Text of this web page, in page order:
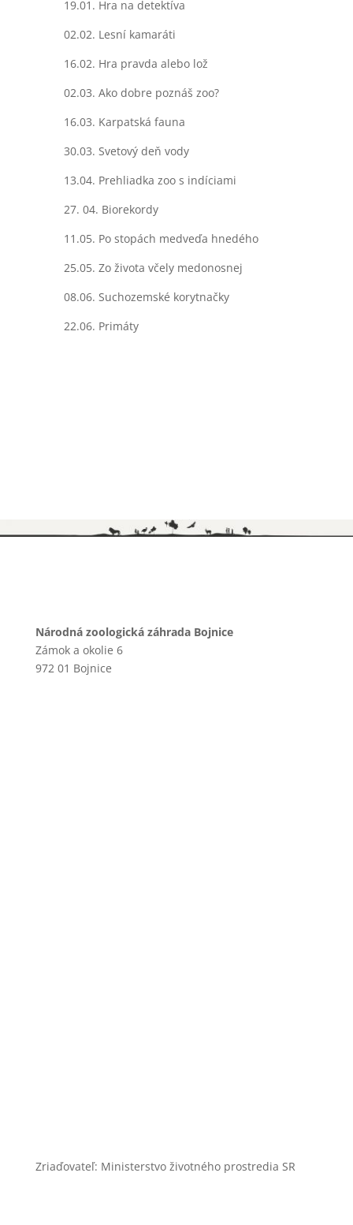
19.01. Hra na detektíva
02.02. Lesní kamaráti
16.02. Hra pravda alebo lož
02.03. Ako dobre poznáš zoo?
16.03. Karpatská fauna
30.03. Svetový deň vody
13.04. Prehliadka zoo s indíciami
27. 04. Biorekordy
11.05. Po stopách medveďa hnedého
25.05. Zo života včely medonosnej
08.06. Suchozemské korytnačky
22.06. Primáty
Národná zoologická záhrada Bojnice
Zámok a okolie 6
972 01 Bojnice
Zriaďovateľ: Ministerstvo životného prostredia SR